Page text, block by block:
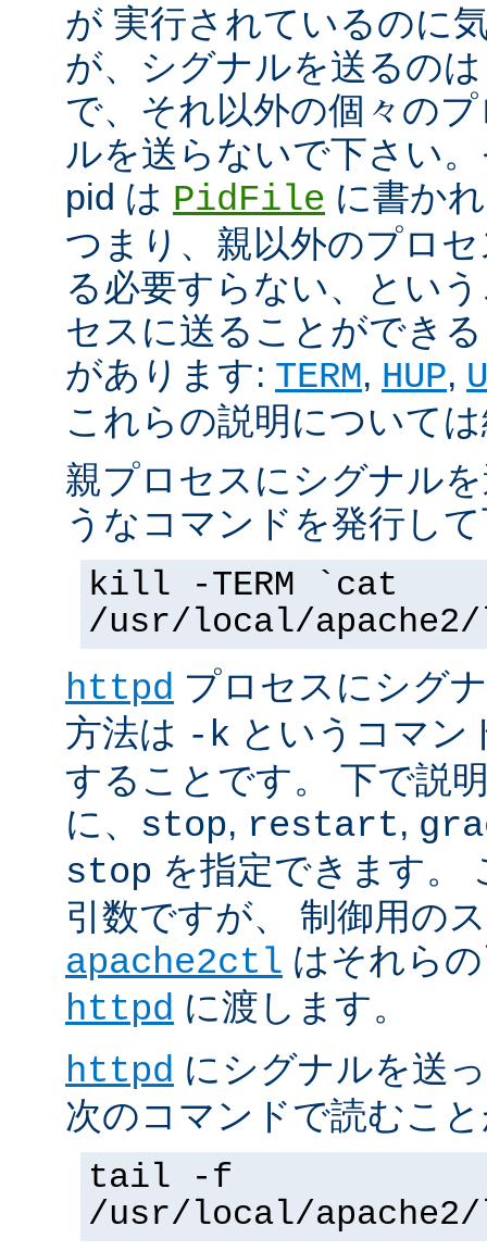
が 実行されているのに
が、シグナルを送るの
で、それ以外の個々の
ルを送らないで下さい
pid は PidFile に書か
つまり、親以外のプロ
る必要すらない、とい
セスに送ることができ
があります: TERM, HUP,
これらの説明について
親プロセスにシグナル
うなコマンドを発行し
kill -TERM `cat
/usr/local/
httpd プロセスにシグ
方法は -k というコマン
することです。 下で説
に、 stop, restart,
stop を指定できます。
引数ですが、 制御用の
apache2ctl はそれら
httpd に渡します。
httpd にシグナルを送
次のコマンドで読むこ
tail -f
/usr/local/